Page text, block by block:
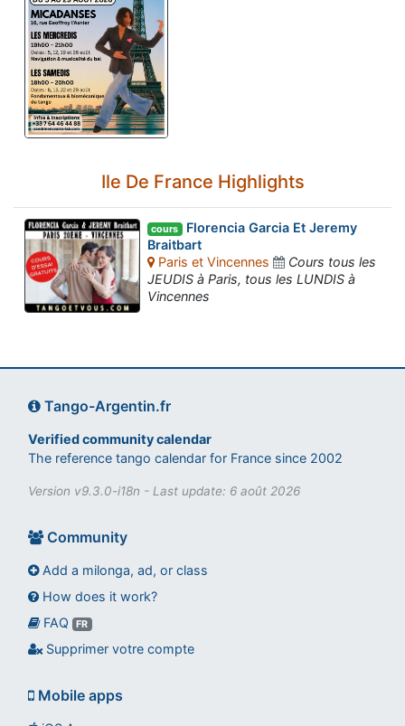
Ile De France Highlights
cours Florencia Garcia Et Jeremy
Braitbart
Paris et Vincennes
Cours tous les
JEUDIS à Paris, tous les LUNDIS à
Vincennes
Tango-Argentin.fr
Verified community calendar
The reference tango calendar for France since 2002
Version v9.3.0-i18n - Last update: 6 août 2026
Community
Add a milonga, ad, or class
How does it work?
FAQ
FR
Supprimer votre compte
Mobile apps
Assistant tango-argentin.fr